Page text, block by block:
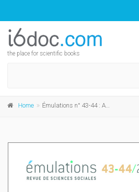
the place for scientific books
Home Émulations n° 43-44 : Aux champs, à l'atelier et à la mine